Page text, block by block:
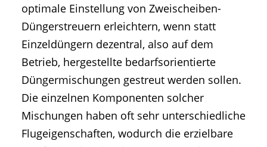
optimale Einstellung von Zweischeiben-
Düngerstreuern erleichtern, wenn statt
Einzeldüngern dezentral, also auf dem
Betrieb, hergestellte bedarfsorientierte
Düngermischungen gestreut werden sollen.
Die einzelnen Komponenten solcher
Mischungen haben oft sehr unterschiedliche
Flugeigenschaften, wodurch die erzielbare